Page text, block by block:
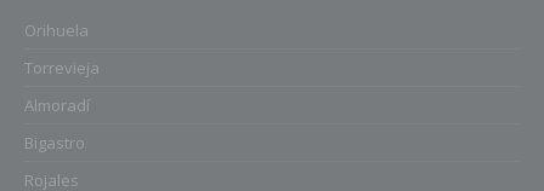
Orihuela
Torrevieja
Almoradí
Bigastro
Rojales